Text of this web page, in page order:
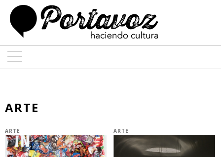
ENTREVISTAS
ARTE
ARTE ARTE